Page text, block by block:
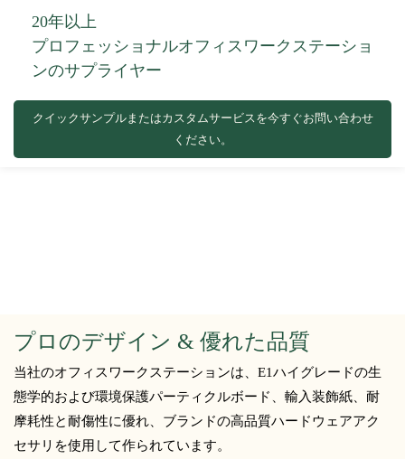
20年以上
プロフェッショナルオフィスワークステーショ
ンのサプライヤー
クイックサンプルまたはカスタムサービスを今すぐお問い合わせ
ください。
プロのデザイン & 優れた品質
当社のオフィスワークステーションは、E1ハイグレードの生
態学的および環境保護パーティクルボード、輸入装飾紙、耐
摩耗性と耐傷性に優れ、ブランドの高品質ハードウェアアク
セサリを使用して作られています。